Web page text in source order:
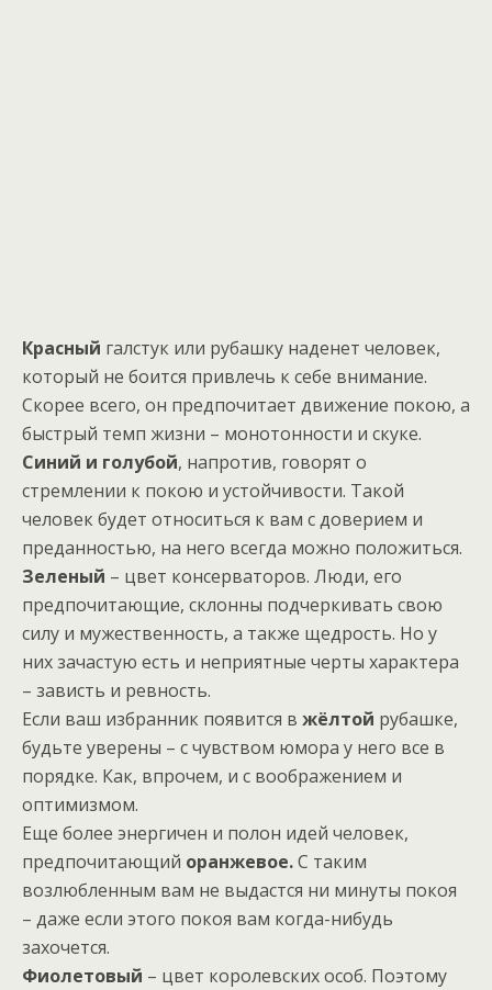
Красный галстук или рубашку наденет человек,
который не боится привлечь к себе внимание.
Скорее всего, он предпочитает движение покою, а
быстрый темп жизни – монотонности и скуке.
Синий и голубой, напротив, говорят о
стремлении к покою и устойчивости. Такой
человек будет относиться к вам с доверием и
преданностью, на него всегда можно положиться.
Зеленый – цвет консерваторов. Люди, его
предпочитающие, склонны подчеркивать свою
силу и мужественность, а также щедрость. Но у
них зачастую есть и неприятные черты характера
– зависть и ревность.
Если ваш избранник появится в жёлтой рубашке,
будьте уверены – с чувством юмора у него все в
порядке. Как, впрочем, и с воображением и
оптимизмом.
Еще более энергичен и полон идей человек,
предпочитающий оранжевое.С таким
возлюбленным вам не выдастся ни минуты покоя
– даже если этого покоя вам когда-нибудь
захочется.
Фиолетовый – цвет королевских особ. Поэтому